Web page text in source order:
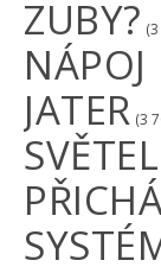
ZUBY?
JATER (3